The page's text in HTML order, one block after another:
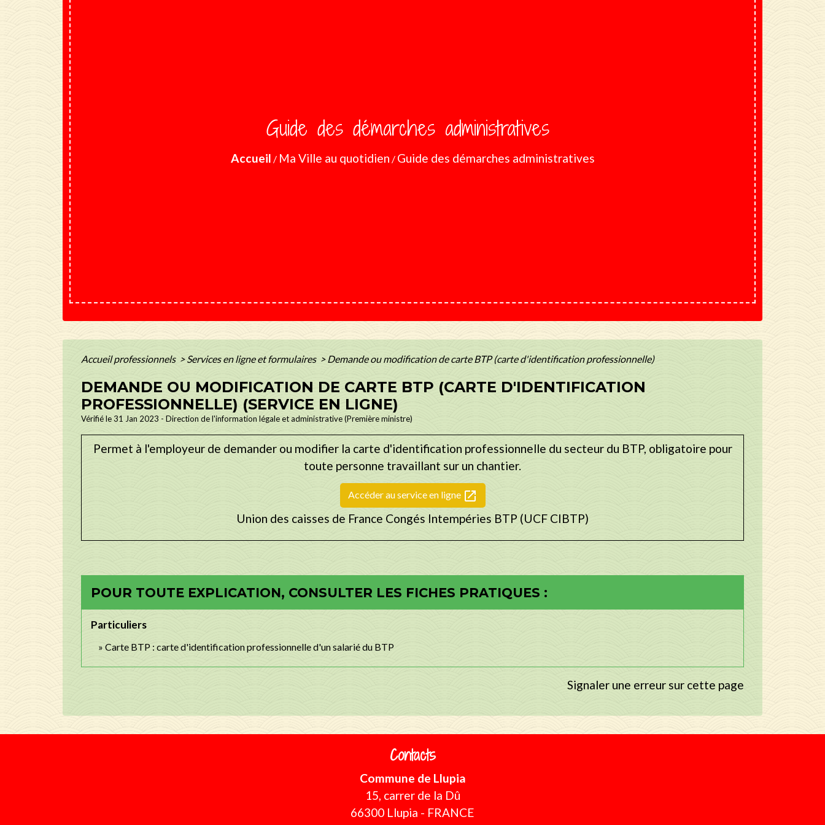
Guide des démarches administratives
Accueil / Ma Ville au quotidien / Guide des démarches administratives
Accueil professionnels > Services en ligne et formulaires > Demande ou modification de carte BTP (carte d'identification professionnelle)
DEMANDE OU MODIFICATION DE CARTE BTP (CARTE D'IDENTIFICATION
PROFESSIONNELLE) (SERVICE EN LIGNE)
Vérifié le 31 Jan 2023 - Direction de l'information légale et administrative (Première ministre)
Permet à l'employeur de demander ou modifier la carte d'identification professionnelle du secteur du BTP, obligatoire pour
toute personne travaillant sur un chantier.
Accéder au service en ligne open_in_new
Union des caisses de France Congés Intempéries BTP (UCF CIBTP)
POUR TOUTE EXPLICATION, CONSULTER LES FICHES PRATIQUES :
Particuliers
Carte BTP : carte d'identification professionnelle d'un salarié du BTP
Signaler une erreur sur cette page
Contacts
Commune de Llupia
15, carrer de la Dû
66300 Llupia - FRANCE